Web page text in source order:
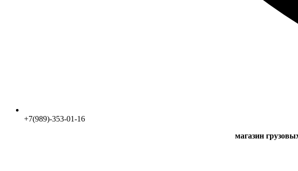
+7(989)-353-01-16
магазин